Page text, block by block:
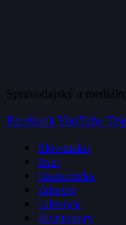
Spravodajský a
FacebookYouTube
Slovensko
Svet
Ekonomika
Zdravie
Lifestyle
Rozhovory